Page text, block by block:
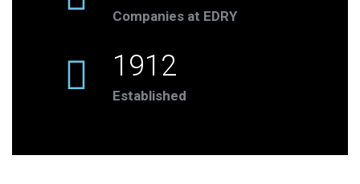
Companies at EDRY
1912
Established